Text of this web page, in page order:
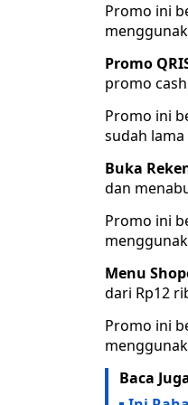
Promo ini
Promo
promo
Promo ini
sudah
Buka
dan
Promo ini
Menu
dari Rp12
Promo ini
Baca